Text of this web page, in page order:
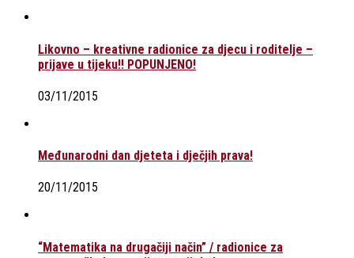
Likovno – kreativne radionice za djecu i roditelje –
prijave u tijeku!! POPUNJENO!
03/11/2015
Međunarodni dan djeteta i dječjih prava!
20/11/2015
“Matematika na drugačiji način” / radionice za